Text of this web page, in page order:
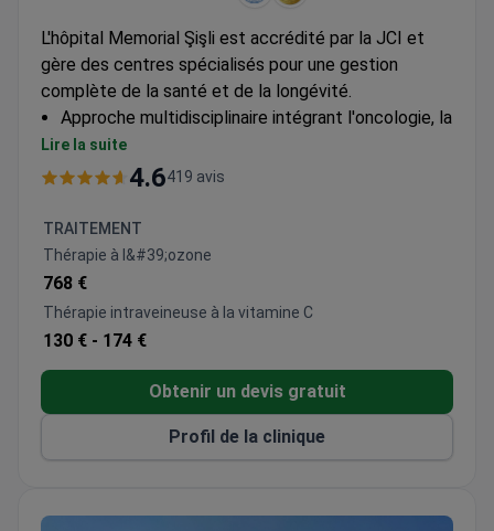
L'hôpital Memorial Şişli est accrédité par la JCI et
gère des centres spécialisés pour une gestion
complète de la santé et de la longévité.
Approche multidisciplinaire intégrant l'oncologie, la
neurochirurgie et la génétique
Capacités de chirurgie robotique disponibles pour
Unités de soins intensifs avancées pour soutenir
les traitements complexes
Lire la suite
4.6419 avis
TRAITEMENT
Thérapie à l&#39;ozone
768 €
Thérapie intraveineuse à la vitamine C
130 € - 174 €
Obtenir un devis gratuit
Profil de la clinique